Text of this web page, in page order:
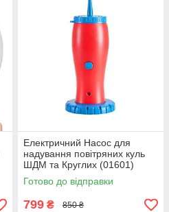
Електричний Насос для
надування повітряних куль
ШДМ та Круглих (01601)
Готово до відправки
799 ₴ 850 ₴